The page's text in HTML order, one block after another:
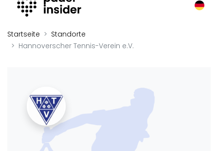
Organisationen
Buchungssysteme
Padel-Shops
Padel-Marken
Veranstaltungen
Turniere
International
Playtomic
Startseite
Standorte
Hannoverscher Tennis-Verein e.V.